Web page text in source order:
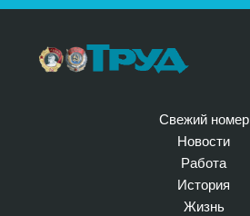
Свежий номер
Новости
Работа
История
Жизнь